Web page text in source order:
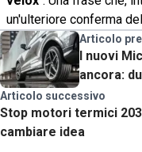
un'ulteriore conferma
Articolo
I nuovi
ancora:
Articolo successivo
Stop motori termici
cambiare idea